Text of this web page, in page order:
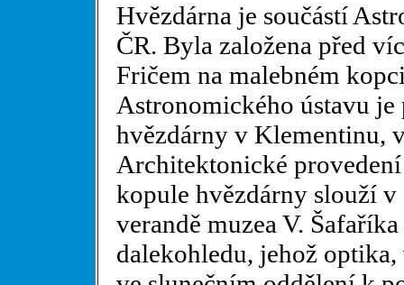
Hvězdárna je součástí
ČR. Byla založena před
Fričem na malebném
Astronomického ústavu
hvězdárny v Klementinu,
Architektonické
kopule hvězdárny slouží v
verandě muzea V.
dalekohledu, jehož